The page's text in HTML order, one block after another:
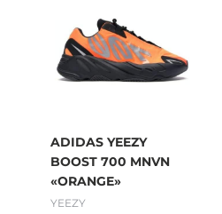
ADIDAS YEEZY
BOOST 700 MNVN
«ORANGE»
YEEZY